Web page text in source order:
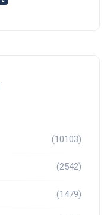
(10103)
(2542)
(1479)